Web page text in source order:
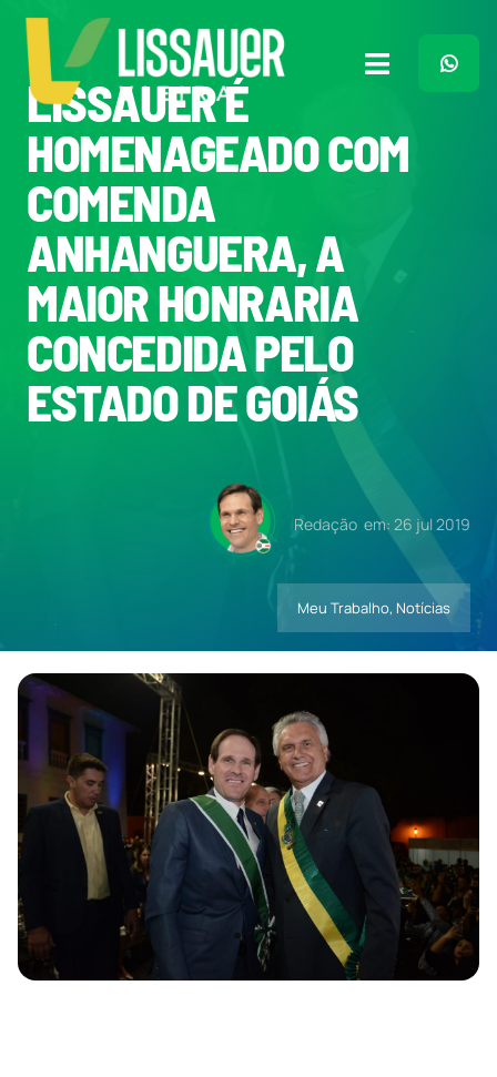
para
conteúdo
Toggle
Home
Plano de Governo
Meu Trabalho
O Que Penso
Quem Sou
LISSAUER É
HOMENAGEADO COM
COMENDA
ANHANGUERA, A
MAIOR HONRARIA
CONCEDIDA PELO
ESTADO DE GOIÁS
Redação em: 26 jul 2019
Meu Trabalho, Notícias